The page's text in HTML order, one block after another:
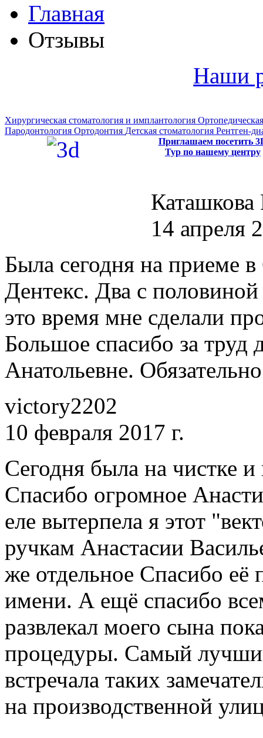
Главная
Отзывы
Наши
Хирургическая стоматология и имплантология
Пародонтология Ортодонтия Детская стоматология Рентген-
Приглашаем посетить
Тур по нашему центру
Каташкова
14 апреля
Была сегодня на приеме
Дентекс. Два с
это время мне сделали
Большое спасибо за труд
Анатольевне.
victory2202
10 февраля 2017 г.
Сегодня была на чистке
Спасибо огромное
еле вытерпела я этот
ручкам Анастасии
же отдельное Спасибо
имени. А ещё спасибо
развлекал моего сына
процедуры. Самый
встречала таких
на производственной